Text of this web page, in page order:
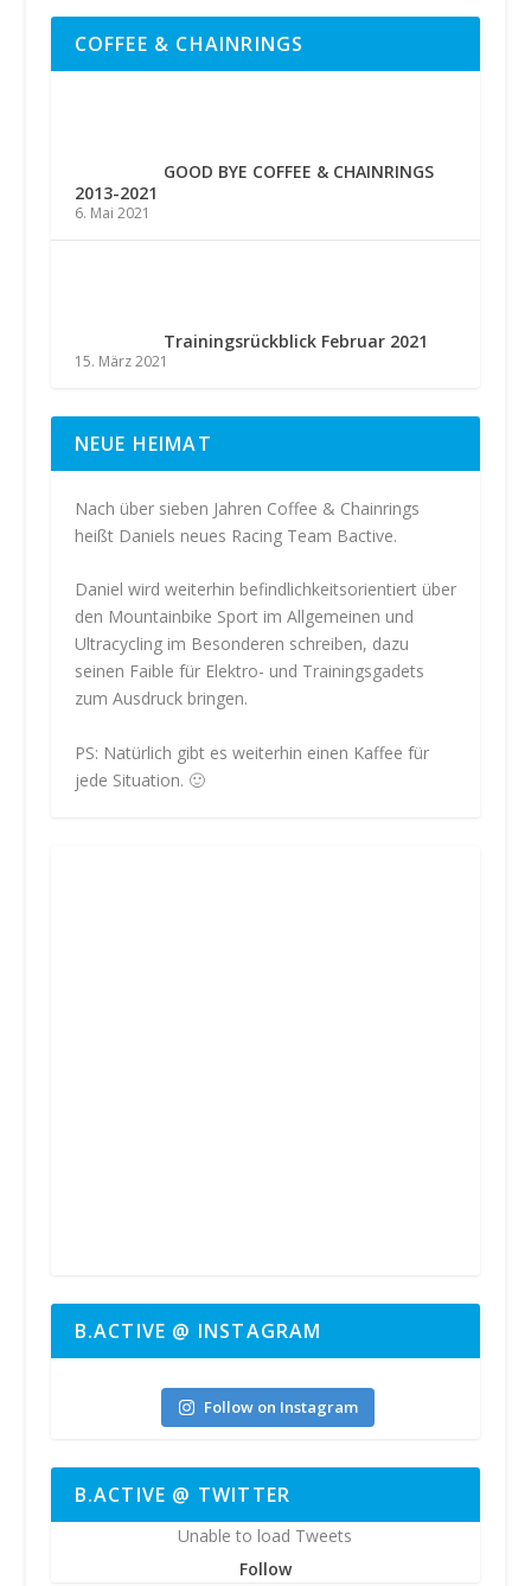
COFFEE & CHAINRINGS
GOOD BYE COFFEE & CHAINRINGS
2013-2021
6. Mai 2021
Trainingsrückblick Februar 2021
15. März 2021
NEUE HEIMAT
Nach über sieben Jahren Coffee & Chainrings
heißt Daniels neues Racing Team Bactive.
Daniel wird weiterhin befindlichkeitsorientiert über
den Mountainbike Sport im Allgemeinen und
Ultracycling im Besonderen schreiben, dazu
seinen Faible für Elektro- und Trainingsgadets
zum Ausdruck bringen.
PS: Natürlich gibt es weiterhin einen Kaffee für
jede Situation. 🙂
B.ACTIVE @ INSTAGRAM
bactive.nrw
Follow on Instagram
B.ACTIVE @ TWITTER
Unable to load Tweets
Follow